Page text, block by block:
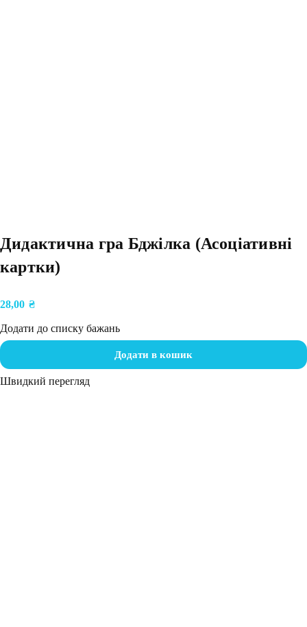
Дидактична гра Бджілка (Асоціативні
картки)
28,00 ₴
Додати до списку бажань
Додати в кошик
Швидкий перегляд